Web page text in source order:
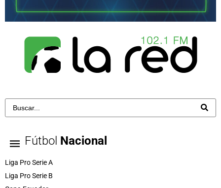
Fútbol Nacional
Liga Pro Serie A
Liga Pro Serie B